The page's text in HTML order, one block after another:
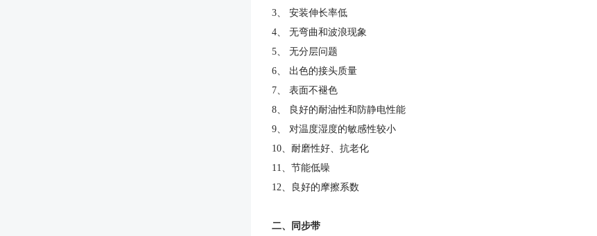
3、 安装伸长率低
4、 无弯曲和波浪现象
5、 无分层问题
6、 出色的接头质量
7、 表面不褪色
8、 良好的耐油性和防静电性能
9、 对温度湿度的敏感性较小
10、耐磨性好、抗老化
11、节能低噪
12、良好的摩擦系数
二、同步带